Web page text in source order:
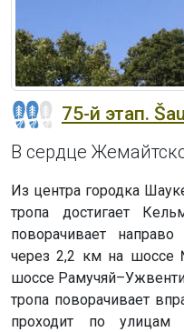
75-й этап.
В сердце
Из центра городка
тропа достигает
поворачивает
через 2,2 км на шоссе
шоссе
тропа поворачивает
проходит по